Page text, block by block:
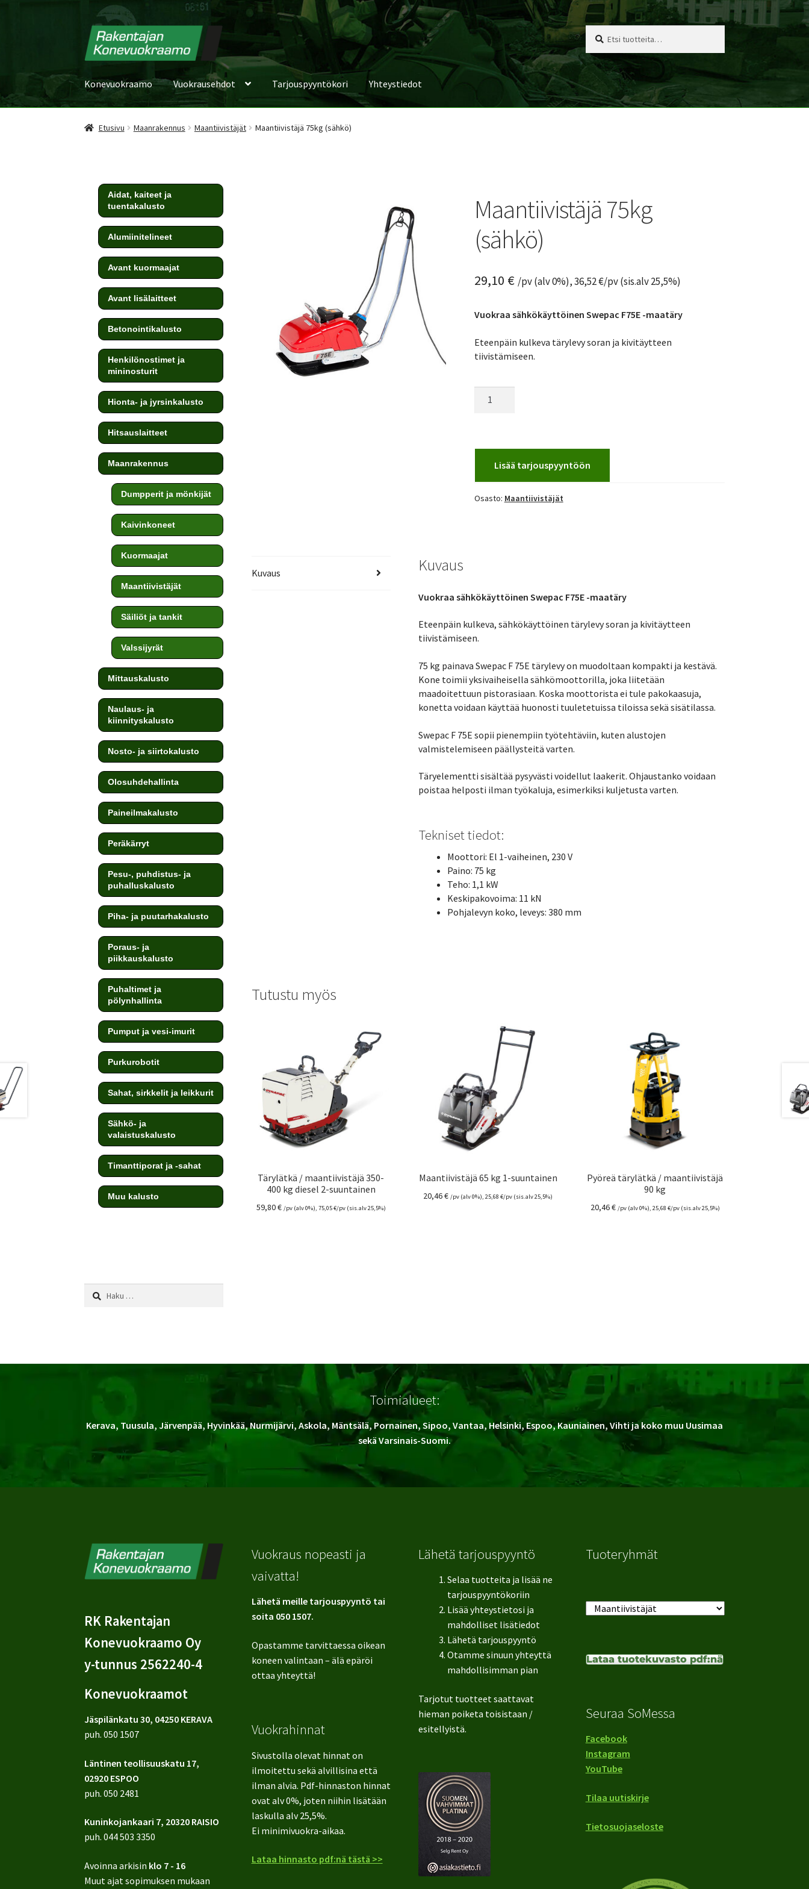
Etsi:
Haku
Konevuokraamo Vuokrausehdot Tarjouspyyntökori Yhteystiedot
Etusivu Maanrakennus Maantiivistäjät Maantiivistäjä 75kg (sähkö)
Maantiivistäjä 75kg
(sähkö)
29,10 € /pv (alv 0%),36,52€/pv (sis.alv 25,5%)
Vuokraa sähkökäyttöinen Swepac F75E -maatäry
Eteenpäin kulkeva tärylevy soran ja kivitäytteen
tiivistämiseen.
75kg
Lisää tarjouspyyntöön
Osasto: Maantiivistäjät
Kuvaus Kuvaus
Vuokraa sähkökäyttöinen Swepac F75E -maatäry
Eteenpäin kulkeva, sähkökäyttöinen tärylevy soran ja kivitäytteen
tiivistämiseen.
75 kg painava Swepac F 75E tärylevy on muodoltaan kompakti ja kestävä.
Kone toimii yksivaiheisella sähkömoottorilla, joka liitetään
maadoitettuun pistorasiaan. Koska moottorista ei tule pakokaasuja,
konetta voidaan käyttää huonosti tuuletetuissa tiloissa sekä sisätilassa.
Swepac F 75E sopii pienempiin työtehtäviin, kuten alustojen
valmistelemiseen päällysteitä varten.
Täryelementti sisältää pysyvästi voidellut laakerit. Ohjaustanko voidaan
poistaa helposti ilman työkaluja, esimerkiksi kuljetusta varten.
Tekniset tiedot:
Moottori: El 1-vaiheinen, 230 V
Paino: 75 kg
Teho: 1,1 kW
Keskipakovoima: 11 kN
Pohjalevyn koko, leveys: 380 mm
Tutustu myös
Tärylätkä / maantiivistäjä 350-
400 kg diesel 2-suuntainen
59,80€ /pv (alv 0%), 75,05€/pv (sis.alv 25,5%)
Maantiivistäjä 65 kg 1-suuntainen
20,46€ /pv (alv 0%),25,68€/pv (sis.alv 25,5%)
Pyöreä tärylätkä / maantiivistäjä
90 kg
20,46€ /pv (alv 0%), 25,68 €/pv (sis.alv 25,5%)
Aidat, kaiteet ja
tuentakalusto
Alumiinitelineet
Avant kuormaajat
Avant lisälaitteet
Betonointikalusto
Henkilönostimet ja
mininosturit
Hionta- ja jyrsinkalusto
Hitsauslaitteet
Maanrakennus
Dumpperit ja mönkijät
Kaivinkoneet
Kuormaajat
Maantiivistäjät
Säiliöt ja tankit
Valssijyrät
Mittauskalusto
Naulaus- ja
kiinnityskalusto
Nosto- ja siirtokalusto
Olosuhdehallinta
Paineilmakalusto
Peräkärryt
Pesu-, puhdistus- ja
puhalluskalusto
Piha- ja puutarhakalusto
Poraus- ja
piikkauskalusto
Puhaltimet ja
pölynhallinta
Pumput ja vesi-imurit
Purkurobotit
Sahat, sirkkelit ja leikkurit
Sähkö- ja
valaistuskalusto
Timanttiporat ja -sahat
Muu kalusto
Haku:
Toimialueet:
Kerava, Tuusula, Järvenpää, Hyvinkää, Nurmijärvi, Askola, Mäntsälä, Pornainen, Sipoo, Vantaa, Helsinki, Espoo, Kauniainen, Vihti ja koko muu Uusimaa
sekä Varsinais-Suomi.
RK Rakentajan
Konevuokraamo Oy
y-tunnus 2562240-4
Konevuokraamot
Jäspilänkatu 30, 04250 KERAVA
puh.050 1507
Läntinen teollisuuskatu 17,
02920 ESPOO
puh.050 2481
Kuninkojankaari 7, 20320 RAISIO
puh.044 503 3350
Avoinna arkisin klo 7 - 16
Muut ajat sopimuksen mukaan
Vuokraus nopeasti ja
vaivatta!
Lähetä meille tarjouspyyntö tai
soita 050 1507.
Opastamme tarvittaessa oikean
koneen valintaan – älä epäröi
ottaa yhteyttä!
Vuokrahinnat
Sivustolla olevat hinnat on
ilmoitettu sekä alvillisina että
ilman alvia. Pdf-hinnaston hinnat
ovat alv 0%, joten niihin lisätään
laskulla alv 25,5%.
Ei minimivuokra-aikaa.
Lataa hinnasto pdf:nä tästä >>
Lähetä tarjouspyyntö
Selaa tuotteita ja lisää ne
tarjouspyyntökoriin
Lisää yhteystietosi ja
mahdolliset lisätiedot
Lähetä tarjouspyyntö
Otamme sinuun yhteyttä
mahdollisimman pian
Tarjotut tuotteet saattavat
hieman poiketa toisistaan /
esitellyistä.
Tuoteryhmät
Lataa tuotekuvasto pdf:nä
Seuraa SoMessa
Facebook
Instagram
YouTube
Tilaa uutiskirje
Tietosuojaseloste